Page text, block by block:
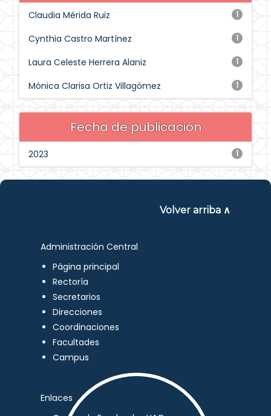
1
Claudia Mérida Ruiz
1
Cynthia Castro Martínez
1
Laura Celeste Herrera Alaniz
1
Mónica Clarisa Ortiz Villagómez
Fecha de publicación
1
2023
Volver arriba ∧
Administración Central
Página principal
Rectoría
Secretarios
Direcciones
Coordinaciones
Facultades
Campus
Enlaces